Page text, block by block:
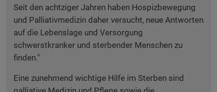
Seit den achtziger Jahren haben Hospizbewegung
und Palliativmedizin daher versucht, neue Antworten
auf die Lebenslage und Versorgung
schwerstkranker und sterbender Menschen zu
finden."
Eine zunehmend wichtige Hilfe im Sterben sind